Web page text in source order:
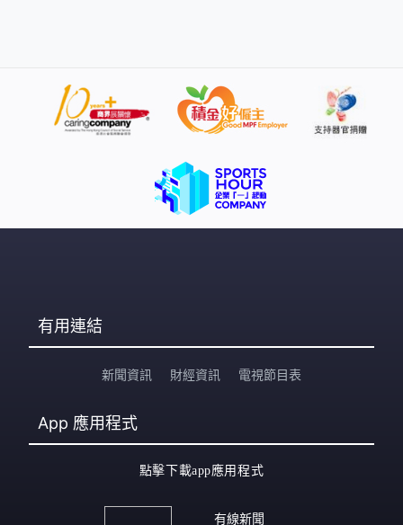
如調高了總醫療保額；容許電腦斷層掃描（CT）或磁力共
振掃描（MRI）等影像檢查費用在年度醫療保額內自由分
配；或可加購附加保障，包括貓科傳染性腹膜炎（FIP）額
中風等危疾的現金保障。然而，這些新增保障大多屬於自
選或附加項目，或需額外繳付保費，且普遍設有每次、每
有用連結
新聞資訊 財經資訊 電視節目表
App 應用程式
點擊下載app應用程式
有線新聞